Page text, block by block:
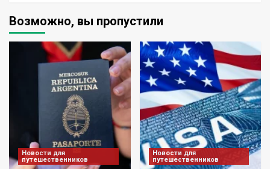
Возможно, вы пропустили
Новости для
путешественников
Новости для
путешественников